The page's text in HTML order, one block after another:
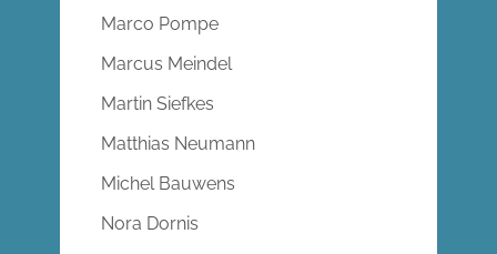
Marco Pompe
Marcus Meindel
Martin Siefkes
Matthias Neumann
Michel Bauwens
Nora Dornis